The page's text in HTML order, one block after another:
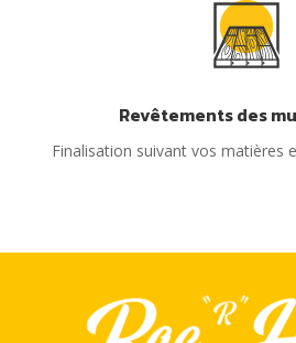
Revêtements des
Finalisation suivant vos matières